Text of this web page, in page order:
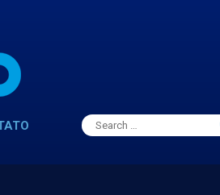
Search
for: